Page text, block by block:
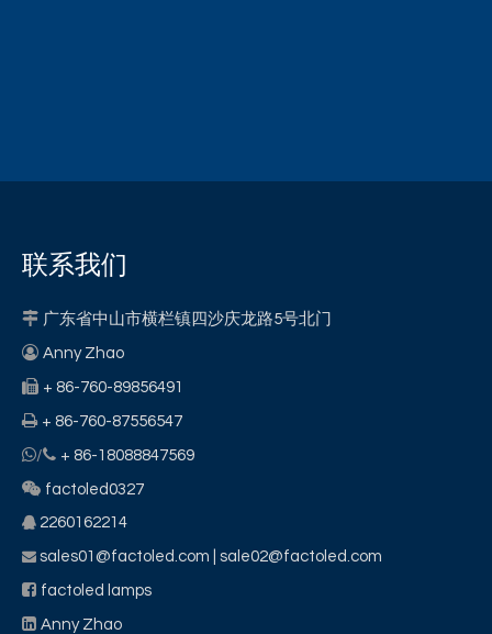
联系我们
 广东省中山市横栏镇四沙庆龙路5号北门
 Anny Zhao
 + 86-760-89856491
 + 86-760-87556547
/ + 86-18088847569
 factoled0327
 2260162214
 sales01@factoled.com
| sale02@factoled.com
 factoled lamps
 Anny Zhao